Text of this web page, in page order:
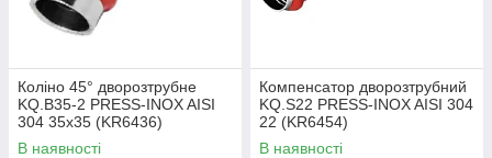
Коліно 45° дворозтрубне
KQ.B35-2 PRESS-INOX AISI
304 35x35 (KR6436)
В наявності
Компенсатор дворозтрубний
KQ.S22 PRESS-INOX AISI 304
22 (KR6454)
В наявності